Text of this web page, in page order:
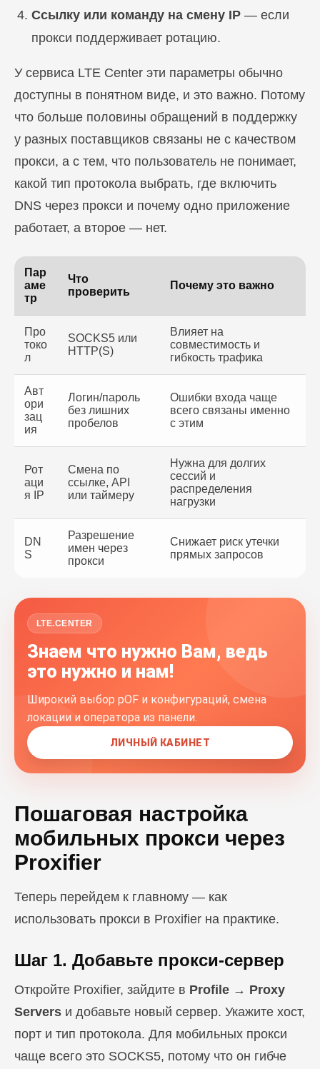
Ссылку или команду на смену IP — если
прокси поддерживает ротацию.
У сервиса LTE Center эти параметры обычно
доступны в понятном виде, и это важно. Потому
что больше половины обращений в поддержку
у разных поставщиков связаны не с качеством
прокси, а с тем, что пользователь не понимает,
какой тип протокола выбрать, где включить
DNS через прокси и почему одно приложение
работает, а второе — нет.
Пар
аме
тр
Что
проверить
Почему это важно
Про
токо
л
SOCKS5 или
HTTP(S)
Влияет на
совместимость и
гибкость трафика
Авт
ори
зац
ия
Логин/пароль
без лишних
пробелов
Ошибки входа чаще
всего связаны именно
с этим
Рот
аци
я IP
Смена по
ссылке, API
или таймеру
Нужна для долгих
сессий и
распределения
нагрузки
DN
S
Разрешение
имен через
прокси
Снижает риск утечки
прямых запросов
LTE.CENTER
Знаем что нужно Вам, ведь
это нужно и нам!
Широкий выбор pOF и конфигураций, смена
локации и оператора из панели.
ЛИЧНЫЙ КАБИНЕТ
Пошаговая настройка
мобильных прокси через
Proxifier
Теперь перейдем к главному — как
использовать прокси в Proxifier на практике.
Шаг 1. Добавьте прокси-сервер
Откройте Proxifier, зайдите в Profile → Proxy
Servers и добавьте новый сервер. Укажите хост,
порт и тип протокола. Для мобильных прокси
чаще всего это SOCKS5, потому что он гибче